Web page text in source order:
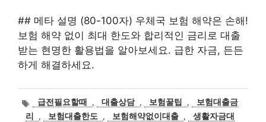
## 메타 설명 (80-100자) 우체국 보험 해약은 손해!
보험 해약 없이 최대 한도와 합리적인 금리로 대출
받는 현명한 활용법을 알아보세요. 급한 자금, 든든
하게 해결하세요.
태
그
급전필요할때 , 대출상담 , 보험꿀팁 ,
보험대출금
리
, 보험대출한도 , 보험해약없이대출 ,
생활자금대